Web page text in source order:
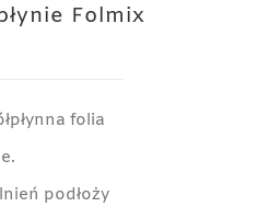
Folmix
folia
podłoży